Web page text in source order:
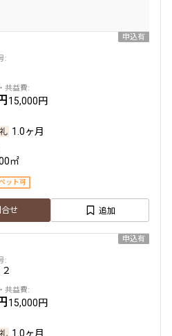
新築
3年以内
10年以内
20年以内
30年以内
1分以内
5分以内
申込有
15,000円
1.0ヶ月
㎡
ット可
せ 追加
申込有
15,000円
1.0ヶ月